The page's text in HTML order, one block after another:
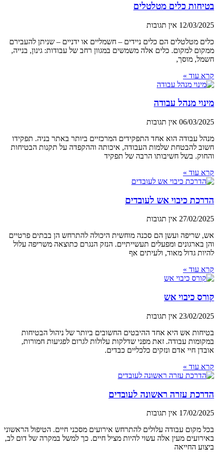
בטיחות כלים מטלטלים
12/03/2025 אין תגובות
כלים מטלטלים הם כלים ניידים – חשמליים או ידניים – שניתן להעבירם
ממקום למקום. כלים אלה משמשים במגוון רחב של עבודות: גינון, בנייה,
חשמל, מוסך,
קרא עוד »
מינוי מנהל עבודה
06/03/2025 אין תגובות
מנהל עבודה הוא אחד התפקידים המרכזיים ביותר באתר בניה. תפקידו
חשוב להבטחת שלמות העבודה, איכותה וההקפדה על תקנות הבטיחות
והחוק. בשל חשיבותו הרבה של תפקיד
קרא עוד »
הדרכת כיבוי אש לעובדים
27/02/2025 אין תגובות
אש, שריפה ועשן הם סכנה מוחשית היכולה להתרחש הן בבתים פרטיים
והן בארגונים ומפעלים תעשייתיים. הנזק הנגרם כתוצאה משריפה עלול
להיות גדול מאוד, ולעיתים אף
קרא עוד »
קורס כיבוי אש
23/02/2025 אין תגובות
בטיחות אש היא אחד ההיבטים החשובים ביותר של ניהול הבטיחות
במקומות עבודה. זאת מפני שדלקות עלולות לגרום לפגיעות חמורות,
אובדן חיי אדם ונזקים כלכליים כבדים.
קרא עוד »
הדרכת עזרה ראשונה לעובדים
17/02/2025 אין תגובות
בכל מקום עבודה עלולים להתרחש אירועים מסכני חיים. הטיפול הראשוני
באירועים מעין אלה עשוי להיות מציל חיים. כך למשל במקרה של דום לב,
ביצוע החייאה